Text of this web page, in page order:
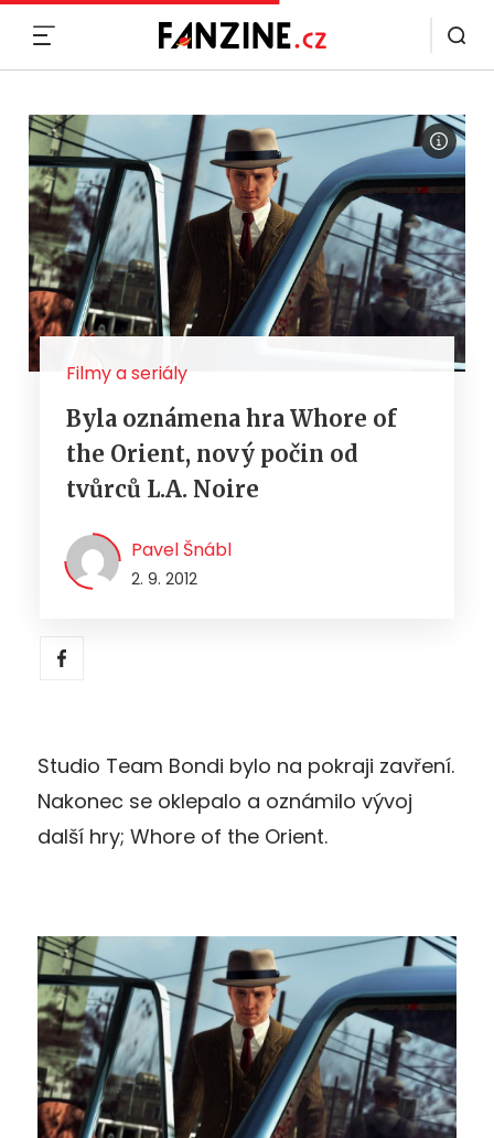
Filmy a seriály
Byla oznámena hra Whore of
the Orient, nový počin od
tvůrců L.A. Noire
Pavel Šnábl
2. 9. 2012
Studio Team Bondi bylo na pokraji zavření.
Nakonec se oklepalo a oznámilo vývoj
další hry; Whore of the Orient.